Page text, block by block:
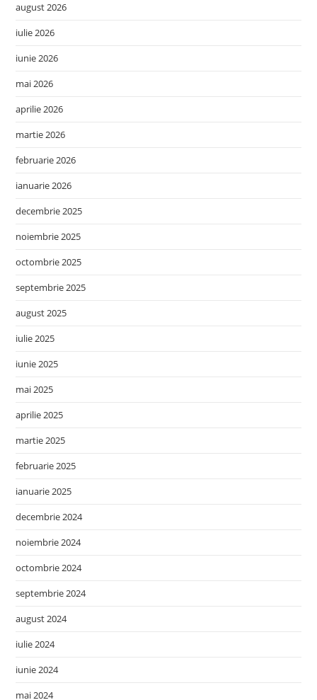
august 2026
iulie 2026
iunie 2026
mai 2026
aprilie 2026
martie 2026
februarie 2026
ianuarie 2026
decembrie 2025
noiembrie 2025
octombrie 2025
septembrie 2025
august 2025
iulie 2025
iunie 2025
mai 2025
aprilie 2025
martie 2025
februarie 2025
ianuarie 2025
decembrie 2024
noiembrie 2024
octombrie 2024
septembrie 2024
august 2024
iulie 2024
iunie 2024
mai 2024